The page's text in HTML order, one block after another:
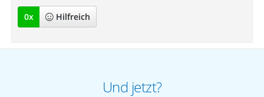
0x Hilfreich
Und jetzt?